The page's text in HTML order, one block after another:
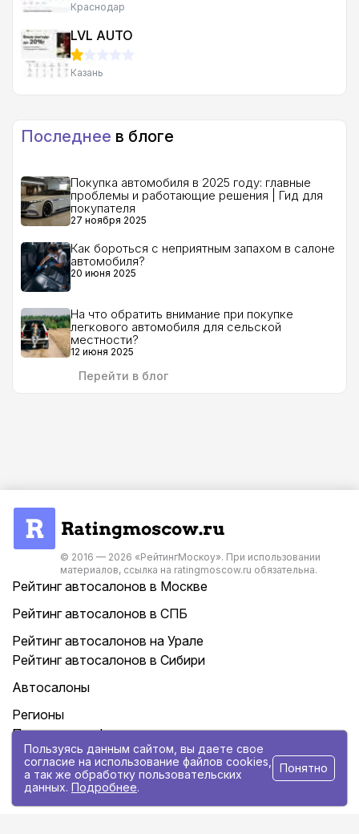
Краснодар
LVL AUTO
Казань
Последнее в блоге
Покупка автомобиля в 2025 году: главные
проблемы и работающие решения | Гид для
покупателя
27 ноября 2025
Как бороться с неприятным запахом в салоне
автомобиля?
20 июня 2025
На что обратить внимание при покупке
легкового автомобиля для сельской
местности?
12 июня 2025
Перейти в блог
© 2016 — 2026 «РейтингМоскоу». При использовании
материалов, ссылка на ratingmoscow.ru обязательна.
Рейтинг автосалонов в Москве
Рейтинг автосалонов в СПБ
Рейтинг автосалонов на Урале
Рейтинг автосалонов в Сибири
Автосалоны
Регионы
Политика конфиденциальности
Контакты
Статьи
Пользуясь данным сайтом, вы даете свое
согласие на использование файлов cookies,
а так же обработку пользовательских
данных. Подробнее.
Понятно